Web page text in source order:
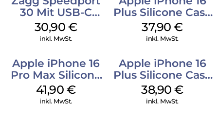
30 Mit USB-C
Kabel Weiß
30,90 €
inkl. MwSt.
Plus Silicone Case
MagSafe Lake
Green
37,90€
inkl. MwSt.
Apple iPhone 16
Pro Max Silicone
Case MagSafe
Ultramarine
41,90 €
inkl. MwSt.
Apple iPhone 16
Plus Silicone Case
MagSafe Denim
38,90€
inkl. MwSt.